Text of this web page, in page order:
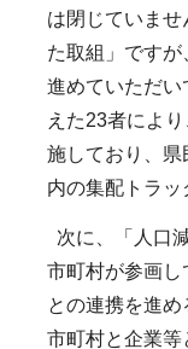
は閉じていま
た取組」です
進めていただ
えた23者によ
施しており、
内の集配トラ
次に、「人口
市町村が参画
との連携を進
市町村と企業等